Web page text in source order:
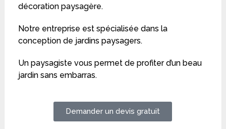
décoration paysagère.
Notre entreprise est spécialisée dans la
conception de jardins paysagers.
Un paysagiste vous permet de profiter d’un beau
jardin sans embarras.
Demander un devis gratuit